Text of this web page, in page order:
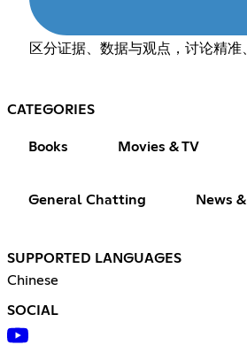
区分证据、数据与观点，讨论精准
CATEGORIES
Books Movies & TV
General Chatting News
SUPPORTED LANGUAGES
Chinese
SOCIAL